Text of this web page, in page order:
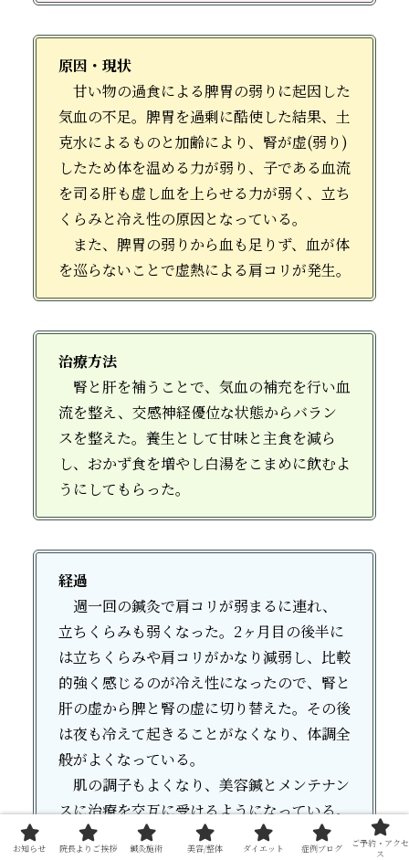
原因・現状
甘い物の過食による脾胃の弱りに起因した
気血の不足。脾胃を過剰に酷使した結果、土
克水によるものと加齢により、腎が虚(弱り)
したため体を温める力が弱り、子である血流
を司る肝も虚し血を上らせる力が弱く、立ち
くらみと冷え性の原因となっている。
また、脾胃の弱りから血も足りず、血が体
を巡らないことで虚熱による肩コリが発生。
治療方法
腎と肝を補うことで、気血の補充を行い血
流を整え、交感神経優位な状態からバラン
スを整えた。養生として甘味と主食を減ら
し、おかず食を増やし白湯をこまめに飲むよ
うにしてもらった。
経過
週一回の鍼灸で肩コリが弱まるに連れ、
立ちくらみも弱くなった。2ヶ月目の後半に
は立ちくらみや肩コリがかなり減弱し、比較
的強く感じるのが冷え性になったので、腎と
肝の虚から脾と腎の虚に切り替えた。その後
は夜も冷えて起きることがなくなり、体調全
般がよくなっている。
肌の調子もよくなり、美容鍼とメンテナン
スに治療を交互に受けるようになっている。
お知らせ 院長よりご挨拶 鍼灸施術 美容/整体 ダイエット 症例ブログ
ご予約・アクセ
ス